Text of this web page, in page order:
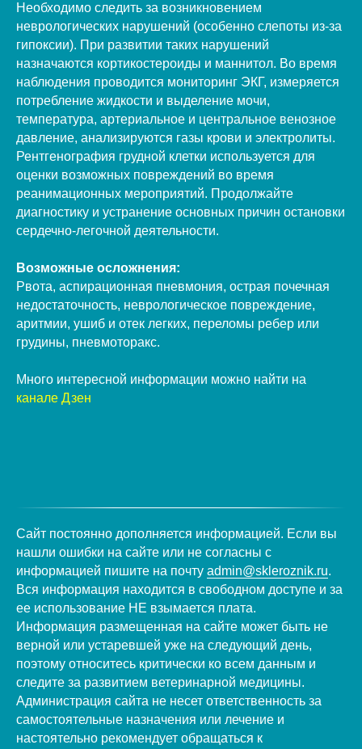
Необходимо следить за возникновением
неврологических нарушений (особенно слепоты из-за
гипоксии). При развитии таких нарушений
назначаются кортикостероиды и маннитол. Во время
наблюдения проводится мониторинг ЭКГ, измеряется
потребление жидкости и выделение мочи,
температура, артериальное и центральное венозное
давление, анализируются газы крови и электролиты.
Рентгенография грудной клетки используется для
оценки возможных повреждений во время
реанимационных мероприятий. Продолжайте
диагностику и устранение основных причин остановки
сердечно-легочной деятельности.
Возможные осложнения:
Рвота, аспирационная пневмония, острая почечная
недостаточность, неврологическое повреждение,
аритмии, ушиб и отек легких, переломы ребер или
грудины, пневмоторакс.
Много интересной информации можно найти на
канале Дзен
Сайт постоянно дополняется информацией. Если вы
нашли ошибки на сайте или не согласны с
информацией пишите на почту admin@skleroznik.ru.
Вся информация находится в свободном доступе и за
ее использование НЕ взымается плата.
Информация размещенная на сайте может быть не
верной или устаревшей уже на следующий день,
поэтому относитесь критически ко всем данным и
следите за развитием ветеринарной медицины.
Администрация сайта не несет ответственность за
самостоятельные назначения или лечение и
настоятельно рекомендует обращаться к